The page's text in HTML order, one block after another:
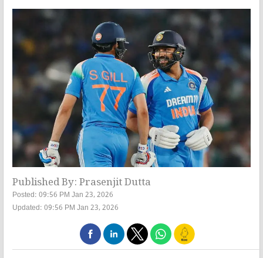
Published By: Prasenjit Dutta
Posted: 09:56 PM Jan 23, 2026
Updated: 09:56 PM Jan 23, 2026